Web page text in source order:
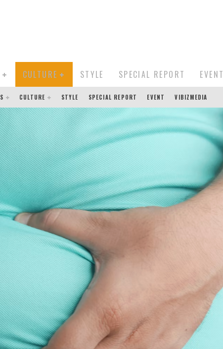
CULTURE STYLE SPECIAL REPORT EVENT
CULTURE STYLE SPECIAL REPORT EVENT VIBIZMEDIA